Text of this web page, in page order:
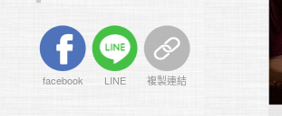
facebook LINE 複製連結